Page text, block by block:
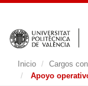
Inicio
Cargos
Apoyo